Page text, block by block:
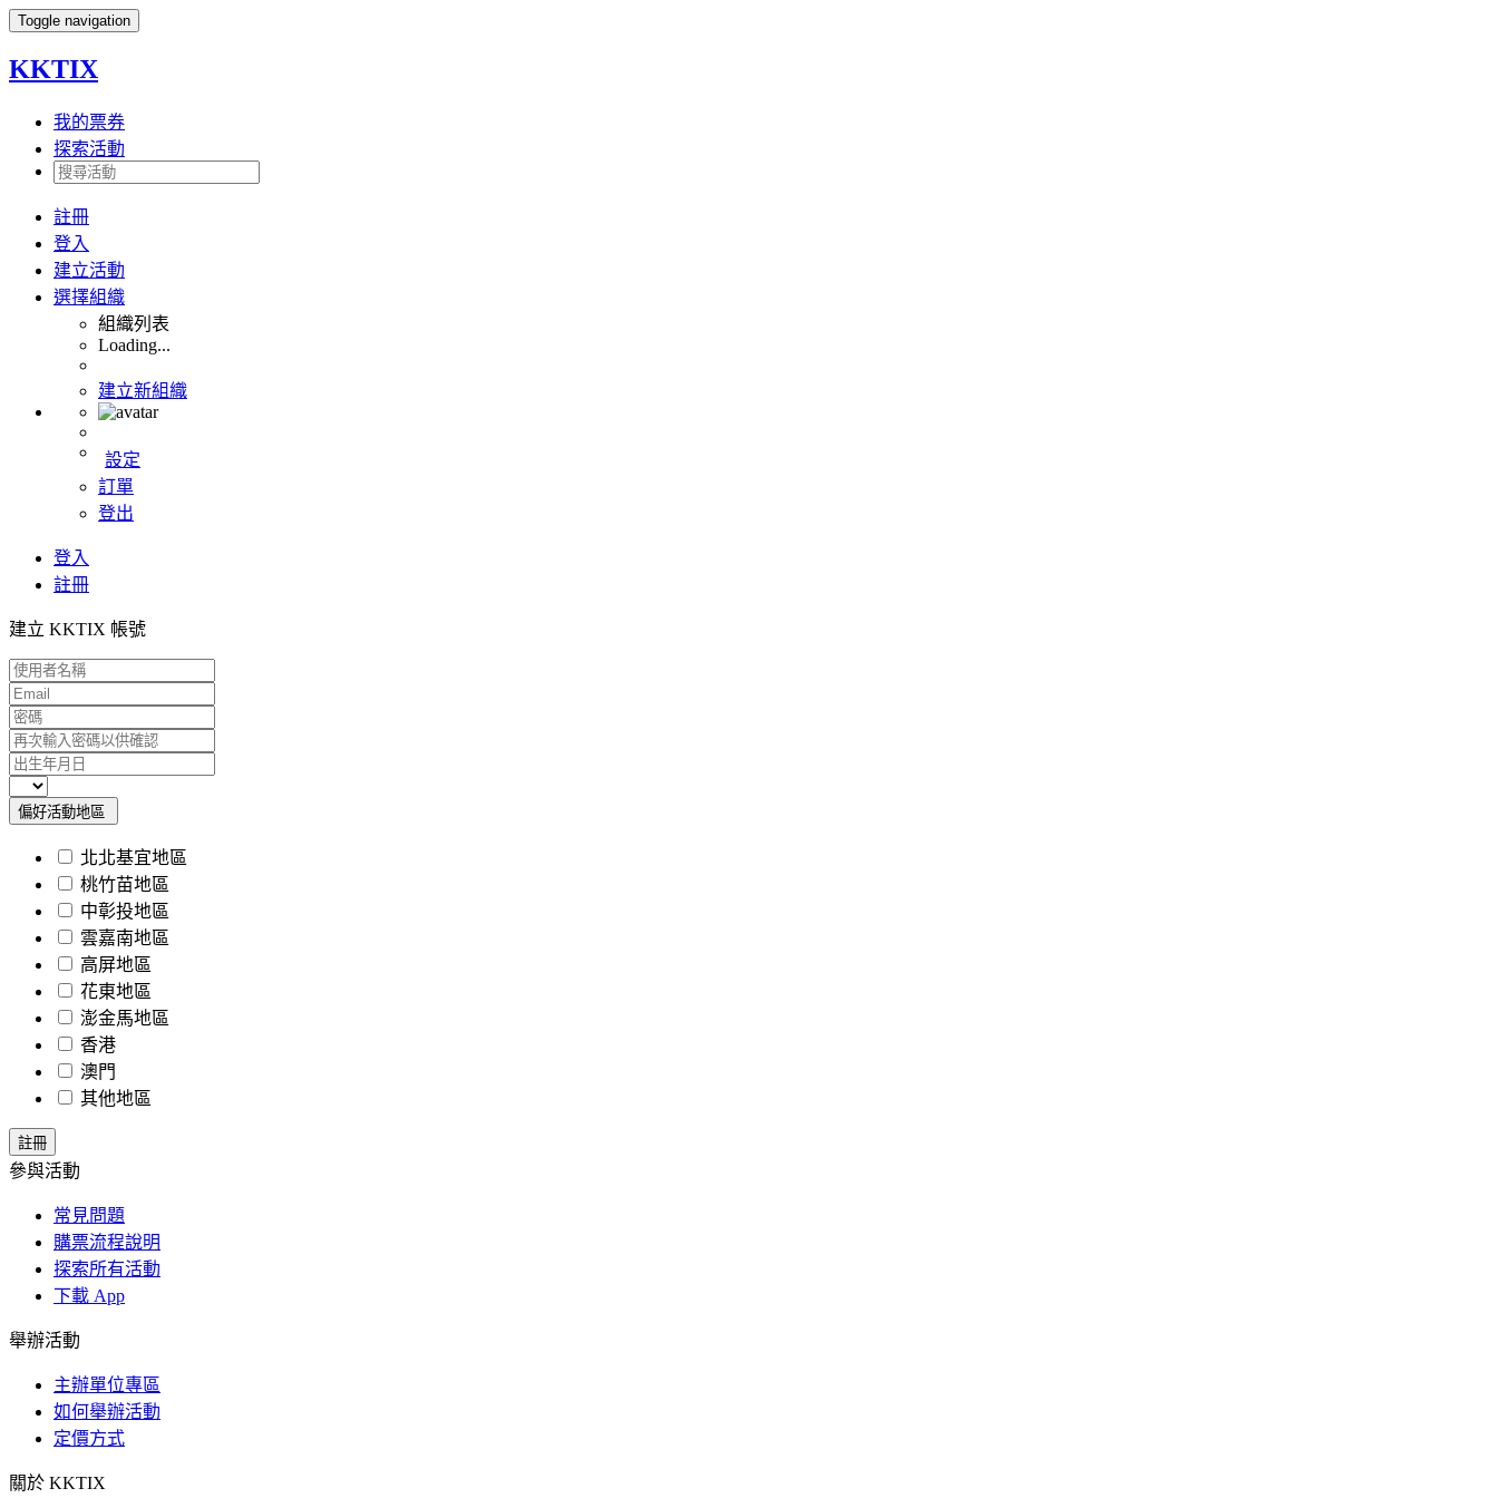
Toggle navigation
KKTIX
我的票券
探索活動
註冊
登入
建立活動
選擇組織
組織列表
Loading...
建立新組織
設定
訂單
登出
登入
註冊
建立 KKTIX 帳號
偏好活動地區
北北基宜地區
桃竹苗地區
中彰投地區
雲嘉南地區
高屏地區
花東地區
澎金馬地區
香港
澳門
其他地區
參與活動
常見問題
購票流程說明
探索所有活動
下載 App
舉辦活動
主辦單位專區
如何舉辦活動
定價方式
關於 KKTIX